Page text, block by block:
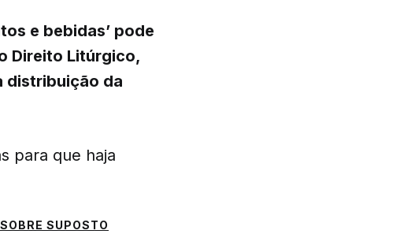
e bebidas’ pode
Direito Litúrgico,
distribuição da
para que haja
SUPOSTO